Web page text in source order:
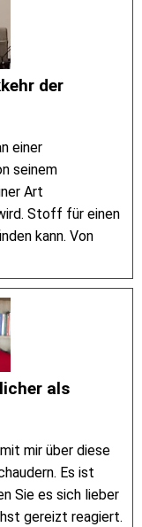
der
einer
seinem
Art
Stoff für einen
kann. Von
als
mir über diese
Es ist
Sie es sich lieber
gereizt reagiert.